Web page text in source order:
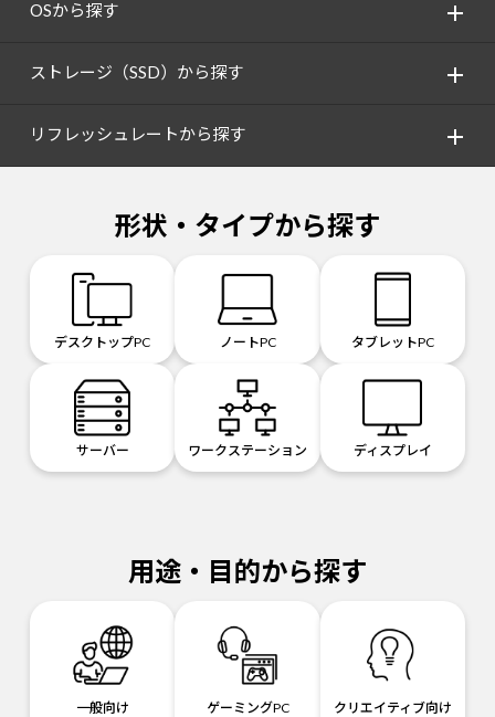
OSから探す
ストレージ（SSD）から探す
リフレッシュレートから探す
形状・タイプから探す
デスクトップPC ノートPC タブレットPC
サーバー ワークステーション ディスプレイ
用途・目的から探す
一般向け
ゲーミングPC
クリエイティブ向け